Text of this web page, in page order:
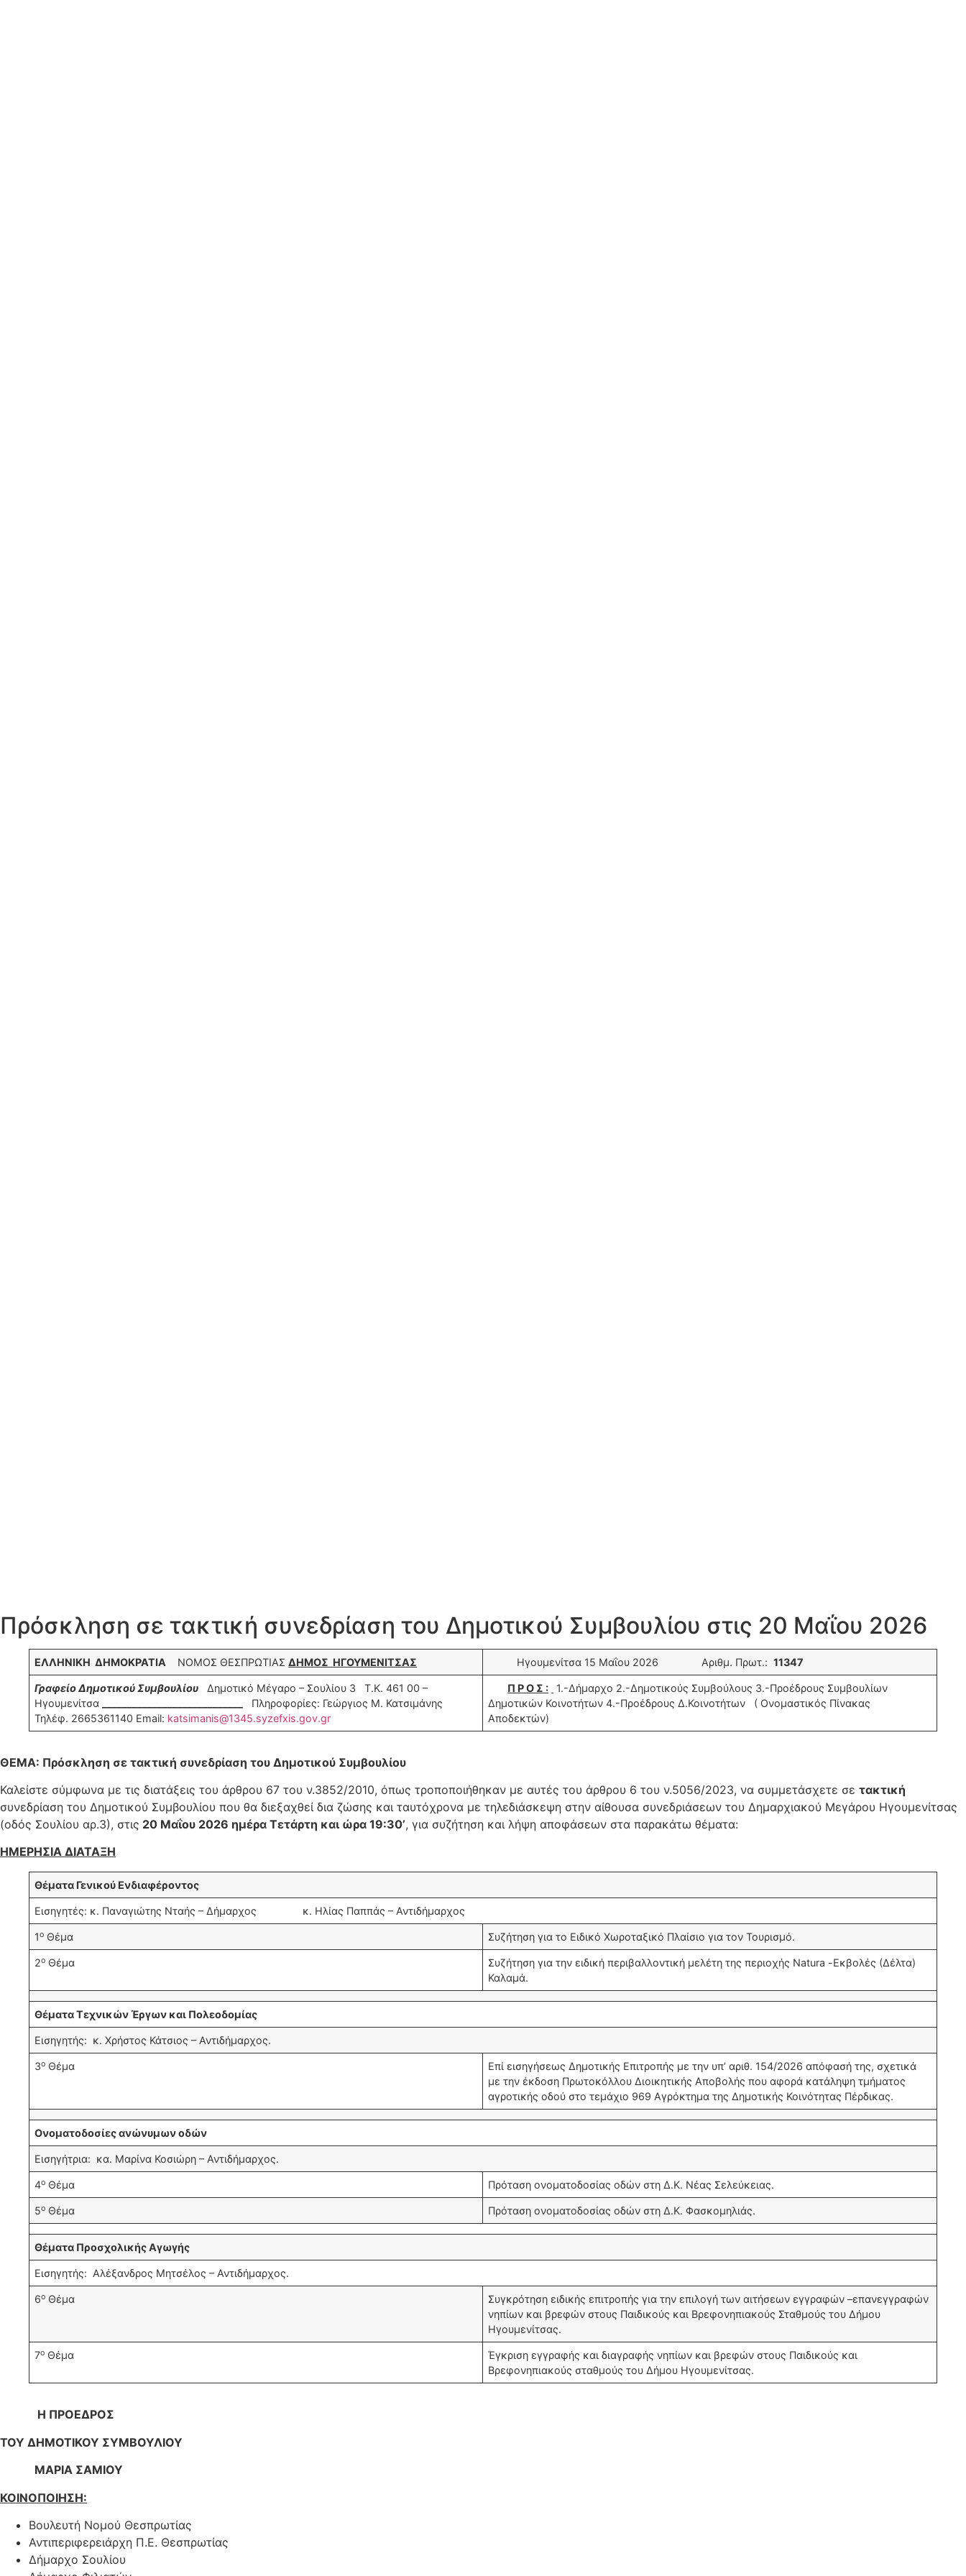
Πρόσκληση σε τακτική συνεδρίαση του Δημοτικού Συμβουλίου στις 20 Μαΐου 2026
ΕΛΛΗΝΙΚΗ ΔΗΜΟΚΡΑΤΙΑ ΝΟΜΟΣ ΘΕΣΠΡΩΤΙΑΣΔΗΜΟΣ ΗΓΟΥΜΕΝΙΤΣΑΣ Ηγουμενίτσα 15 Μαΐου 2026 Αριθμ. Πρωτ.:11347
Γραφείο Δημοτικού Συμβουλίου Δημοτικό Μέγαρο – Σουλίου 3 Τ.Κ. 461 00 –
Ηγουμενίτσα
Πληροφορίες: Γεώργιος Μ. Κατσιμάνης
Τηλέφ. 2665361140 Email: katsimanis@1345.syzefxis.gov.gr
Π Ρ Ο Σ :
1.-Δήμαρχο 2.-Δημοτικούς Συμβούλους 3.-Προέδρους Συμβουλίων
Δημοτικών Κοινοτήτων 4.-Προέδρους Δ.Κοινοτήτων ( Ονομαστικός Πίνακας
Αποδεκτών)
ΘΕΜΑ: Πρόσκληση σε τακτική συνεδρίαση του Δημοτικού Συμβουλίου
Καλείστε σύμφωνα με τις διατάξεις του άρθρου 67 του ν.3852/2010, όπως τροποποιήθηκαν με αυτές του άρθρου 6 του ν.5056/2023, να συμμετάσχετε σε τακτική
συνεδρίαση του Δημοτικού Συμβουλίου που θα διεξαχθεί δια ζώσης και ταυτόχρονα με τηλεδιάσκεψη στην αίθουσα συνεδριάσεων του Δημαρχιακού Μεγάρου Ηγουμενίτσας
(οδός Σουλίου αρ.3), στις 20 Μαΐου 2026 ημέρα Τετάρτη και ώρα 19:30’, για συζήτηση και λήψη αποφάσεων στα παρακάτω θέματα:
ΗΜΕΡΗΣΙΑ ΔΙΑΤΑΞΗ
Θέματα Γενικού Ενδιαφέροντος
Εισηγητές: κ. Παναγιώτης Νταής – Δήμαρχος κ. Ηλίας Παππάς – Αντιδήμαρχος
1ο Θέμα Συζήτηση για το Ειδικό Χωροταξικό Πλαίσιο για τον Τουρισμό.
2ο Θέμα
Συζήτηση για την ειδική περιβαλλοντική μελέτη της περιοχής Natura -Εκβολές (Δέλτα)
Καλαμά.
Θέματα Τεχνικών Έργων και Πολεοδομίας
Εισηγητής: κ. Χρήστος Κάτσιος – Αντιδήμαρχος.
3ο Θέμα
Επί εισηγήσεως Δημοτικής Επιτροπής με την υπ’ αριθ. 154/2026 απόφασή της, σχετικά
με την έκδοση Πρωτοκόλλου Διοικητικής Αποβολής που αφορά κατάληψη τμήματος
αγροτικής οδού στο τεμάχιο 969 Αγρόκτημα της Δημοτικής Κοινότητας Πέρδικας.
Ονοματοδοσίες ανώνυμων οδών
Εισηγήτρια: κα. Μαρίνα Κοσιώρη – Αντιδήμαρχος.
4ο Θέμα Πρόταση ονοματοδοσίας οδών στη Δ.Κ. Νέας Σελεύκειας.
5ο Θέμα Πρόταση ονοματοδοσίας οδών στη Δ.Κ. Φασκομηλιάς.
Θέματα Προσχολικής Αγωγής
Εισηγητής: Αλέξανδρος Μητσέλος – Αντιδήμαρχος.
6ο Θέμα
Συγκρότηση ειδικής επιτροπής για την επιλογή των αιτήσεων εγγραφών –επανεγγραφών
νηπίων και βρεφών στους Παιδικούς και Βρεφονηπιακούς Σταθμούς του Δήμου
Ηγουμενίτσας.
7ο Θέμα
Έγκριση εγγραφής και διαγραφής νηπίων και βρεφών στους Παιδικούς και
Βρεφονηπιακούς σταθμούς του Δήμου Ηγουμενίτσας.
Η ΠΡΟΕΔΡΟΣ
ΤΟΥ ΔΗΜΟΤΙΚΟΥ ΣΥΜΒΟΥΛΙΟΥ
ΜΑΡΙΑ ΣΑΜΙΟΥ
ΚΟΙΝΟΠΟΙΗΣΗ:
Βουλευτή Νομού Θεσπρωτίας
Αντιπεριφερειάρχη Π.Ε. Θεσπρωτίας
Δήμαρχο Σουλίου